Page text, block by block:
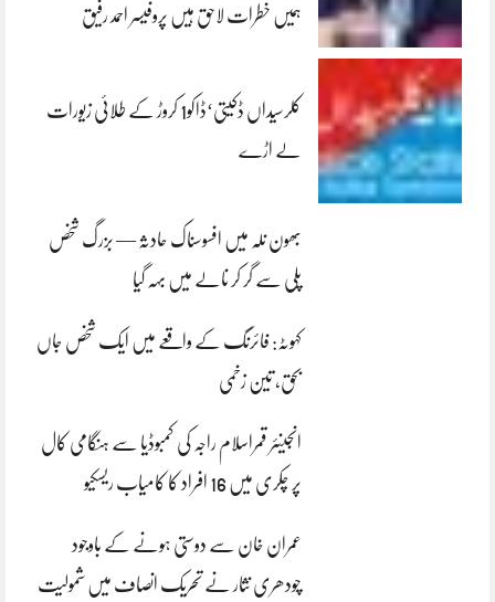
ہمیں خطرات لاحق ہیں پروفیسر احمد رفیق
کلرسیداں ڈکیتی‘ڈاکو1 کروڑ کے طلائی زیورات
لے اڑے
بھون نلہ میں افسوسناک حادثہ — بزرگ شخص
پلی سے گر کر نالے میں بہہ گیا
کہوٹہ: فائرنگ کے واقعے میں ایک شخص جاں
بحق، تین زخمی
انجینئر قمراسلام راجہ کی کمبوڈیا سے ہنگامی کال
پر چکری میں 16 افراد کا کامیاب ریسکیو
عمران خان سے دوستی ہونے کے باوجود
چودھری نثار نے تحریک انصاف میں شمولیت